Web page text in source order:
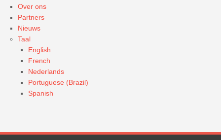
Over ons
Partners
Nieuws
Taal
English
French
Nederlands
Portuguese (Brazil)
Spanish